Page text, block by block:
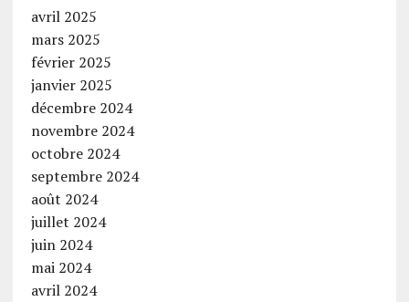
avril 2025
mars 2025
février 2025
janvier 2025
décembre 2024
novembre 2024
octobre 2024
septembre 2024
août 2024
juillet 2024
juin 2024
mai 2024
avril 2024